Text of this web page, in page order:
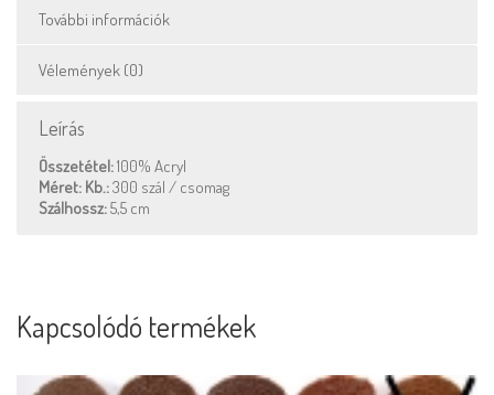
További információk
Vélemények (0)
Leírás
Összetétel:100% Acryl
Méret: Kb.:300 szál / csomag
Szálhossz:5,5 cm
Kapcsolódó termékek